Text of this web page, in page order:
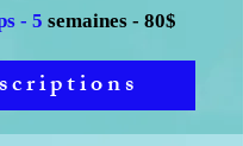
- 5 semaines - 80$